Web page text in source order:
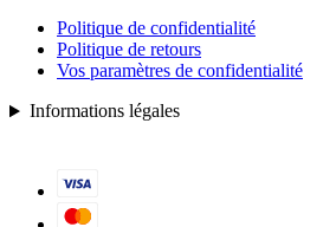
Politique de confidentialité
Politique de retours
Vos paramètres de confidentialité
Informations légales